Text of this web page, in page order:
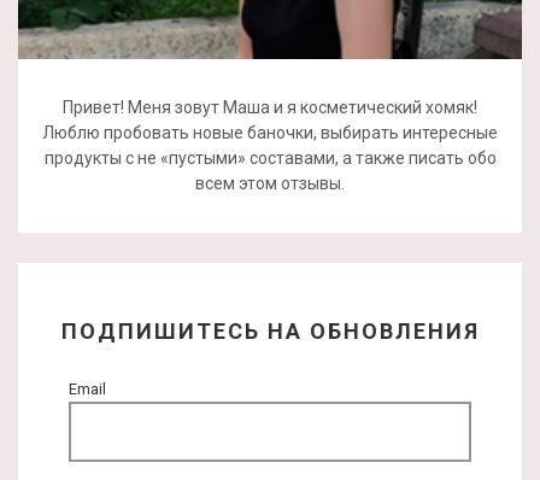
Привет! Меня зовут Маша и я косметический хомяк!
Люблю пробовать новые баночки, выбирать интересные
продукты с не «пустыми» составами, а также писать обо
всем этом отзывы.
ПОДПИШИТЕСЬ НА ОБНОВЛЕНИЯ
Email